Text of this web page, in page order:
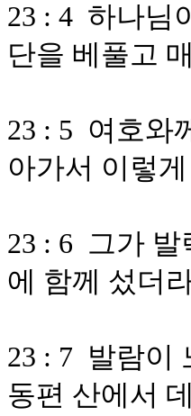
23 : 4 하나님
단을 베풀고
23 : 5 여호와
아가서 이렇
23 : 6 그가 발
에 함께 섰더
23 : 7 발람이
동편 산에서